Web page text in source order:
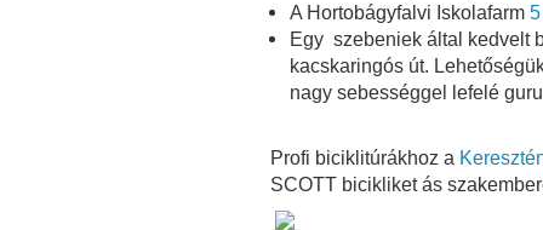
A Hortobágyfalvi Iskolafarm
Egy szebeniek által kedvelt
kacskaringós út.
nagy sebességgel lefelé
Profi biciklitúrákhoz a
SCOTT bicikliket ás